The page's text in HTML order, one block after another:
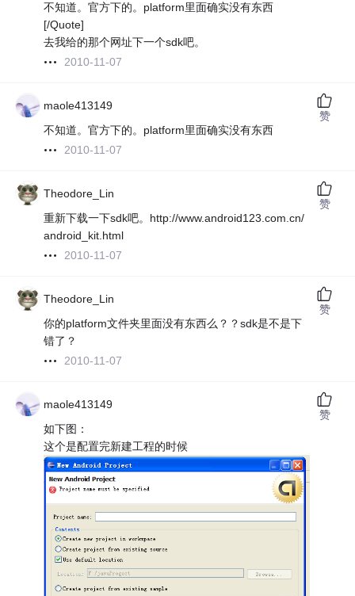
不知道。官方下的。platform里面确实没有东西
[/Quote]
去我给的那个网址下一个sdk吧。
2010-11-07
maole413149
不知道。官方下的。platform里面确实没有东西
2010-11-07
赞
Theodore_Lin
重新下载一下sdk吧。http://www.android123.com.cn/
android_kit.html
2010-11-07
赞
Theodore_Lin
你的platform文件夹里面没有东西么？？sdk是不是下
错了？
2010-11-07
赞
maole413149
如下图：
这个是配置完新建工程的时候
赞